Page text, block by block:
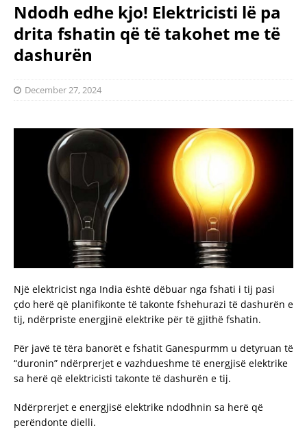
Ndodh edhe kjo! Elektricisti lë pa
drita fshatin që të takohet me të
dashurën
December 27, 2024
Një elektricist nga India është dëbuar nga fshati i tij pasi
çdo herë që planifikonte të takonte fshehurazi të dashurën e
tij, ndërpriste energjinë elektrike për të gjithë fshatin.
Për javë të tëra banorët e fshatit Ganespurmm u detyruan të
“duronin” ndërprerjet e vazhdueshme të energjisë elektrike
sa herë që elektricisti takonte të dashurën e tij.
Ndërprerjet e energjisë elektrike ndodhnin sa herë që
perëndonte dielli.